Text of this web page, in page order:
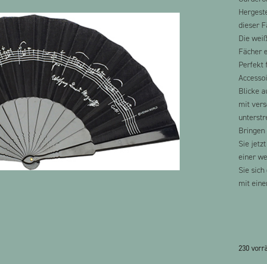
dieser
Die
Fächer
Perfekt
Blicke
mit
Sie
einer
Sie
mit
230